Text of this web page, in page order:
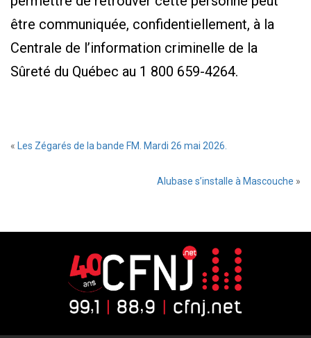
être communiquée, confidentiellement, à la
Centrale de l’information criminelle de la
Sûreté du Québec au 1 800 659-4264.
« Les Zégarés de la bande FM. Mardi 26 mai 2026.
Alubase s’installe à Mascouche »